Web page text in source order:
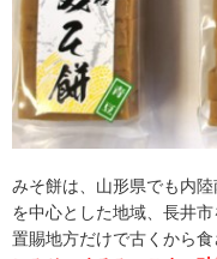
みそ餅は、山形県でも内
を中心とした地域、長井
置賜地方だけで古くから食